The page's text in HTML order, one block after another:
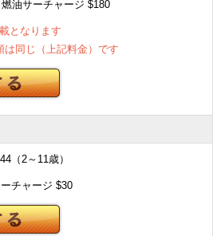
てシャンパンで乾杯
をお過ごしください。 その後は、再び
ャニオンの谷底から舞い上がり帰路につ
に染まる美しいラスベガスを上空からご
が出来るでしょう。
油サーチャージ $180
となります
同じ（上記料金）です
（2～11歳）
チャージ $30